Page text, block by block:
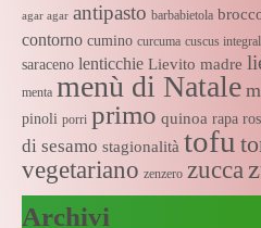
agar agar antipasto barbabietola
contorno cumino curcuma cuscus
saraceno lenticchie Lievito madre
menta menù di Natale
pinoli porri primo quinoa rapa
di sesamo stagionalità tofu
vegetariano zenzero zucca
Archivi